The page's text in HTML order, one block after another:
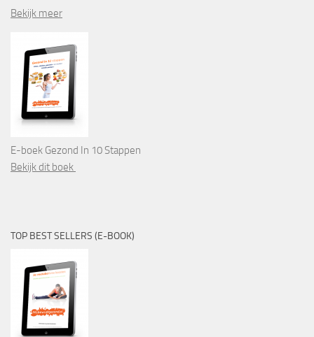
Bekijk meer
E-boek Gezond In 10 Stappen
Bekijk dit boek
TOP BEST SELLERS (E-BOOK)